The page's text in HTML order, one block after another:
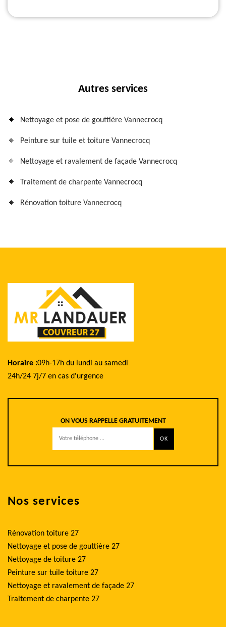
Autres services
Nettoyage et pose de gouttière Vannecrocq
Peinture sur tuile et toiture Vannecrocq
Nettoyage et ravalement de façade Vannecrocq
Traitement de charpente Vannecrocq
Rénovation toiture Vannecrocq
Horaire :09h-17h du lundi au samedi
24h/24 7j/7 en cas d'urgence
ON VOUS RAPPELLE GRATUITEMENT
Nos services
Rénovation toiture 27
Nettoyage et pose de gouttière 27
Nettoyage de toiture 27
Peinture sur tuile toiture 27
Nettoyage et ravalement de façade 27
Traitement de charpente 27